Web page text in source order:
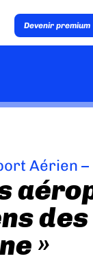
Devenir premium
Aérien
des
»